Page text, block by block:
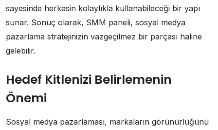
sayesinde herkesin kolaylıkla kullanabileceği bir yapı
sunar. Sonuç olarak, SMM paneli, sosyal medya
pazarlama stratejinizin vazgeçilmez bir parçası haline
gelebilir.
Hedef Kitlenizi Belirlemenin
Önemi
Sosyal medya pazarlaması, markaların görünürlüğünü